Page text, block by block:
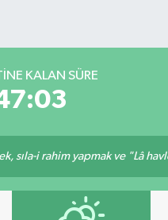
KALAN SÜRE
sıla-i rahim yapmak ve "Lâ